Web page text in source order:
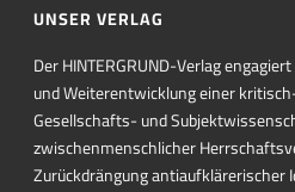
UNSER VERLAG
Der HINTERGRUND-Verlag
und Weiterentwicklung einer
Gesellschafts- und
zwischenmenschlicher
Zurückdrängung antiaufklärerischer